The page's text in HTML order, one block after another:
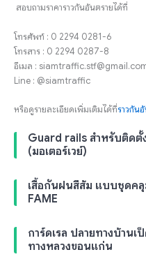
สอบถามราคาราวกันอันตรายได้ที่
โทรศัพท์ : 0 2294 0281-6
โทรสาร : 0 2294 0287-8
อีเมล :
Line : @siamtraffic
หรือดูรายละเอียดเพิ่มเติมได้ที่ราวกัน
Guard rails สำหรับติดตั้
(มอเตอร์เวย์)
เสื้อกันฝนสีส้ม แบบชุดค
FAME
การ์ดเรล ปลายทางบ้าน
ทางหลวงขอนแก่น